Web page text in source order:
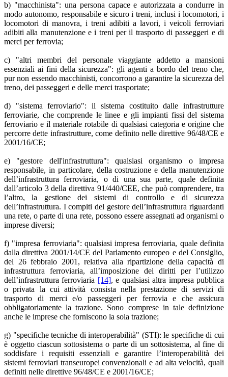
b) "macchinista": una persona capace e autorizzata a condurre in
modo autonomo, responsabile e sicuro i treni, inclusi i locomotori, i
locomotori di manovra, i treni adibiti a lavori, i veicoli ferroviari
adibiti alla manutenzione e i treni per il trasporto di passeggeri e di
merci per ferrovia;
c) "altri membri del personale viaggiante addetto a mansioni
essenziali ai fini della sicurezza": gli agenti a bordo del treno che,
pur non essendo macchinisti, concorrono a garantire la sicurezza del
treno, dei passeggeri e delle merci trasportate;
d) "sistema ferroviario": il sistema costituito dalle infrastrutture
ferroviarie, che comprende le linee e gli impianti fissi del sistema
ferroviario e il materiale rotabile di qualsiasi categoria e origine che
percorre dette infrastrutture, come definito nelle direttive 96/48/CE e
2001/16/CE;
e) "gestore dell'infrastruttura": qualsiasi organismo o impresa
responsabile, in particolare, della costruzione e della manutenzione
dell’infrastruttura ferroviaria, o di una sua parte, quale definita
dall’articolo 3 della direttiva 91/440/CEE, che può comprendere, tra
l’altro, la gestione dei sistemi di controllo e di sicurezza
dell’infrastruttura. I compiti del gestore dell’infrastruttura riguardanti
una rete, o parte di una rete, possono essere assegnati ad organismi o
imprese diversi;
f) "impresa ferroviaria": qualsiasi impresa ferroviaria, quale definita
dalla direttiva 2001/14/CE del Parlamento europeo e del Consiglio,
del 26 febbraio 2001, relativa alla ripartizione della capacità di
infrastruttura ferroviaria, all’imposizione dei diritti per l’utilizzo
dell’infrastruttura ferroviaria [14], e qualsiasi altra impresa pubblica
o privata la cui attività consista nella prestazione di servizi di
trasporto di merci e/o passeggeri per ferrovia e che assicura
obbligatoriamente la trazione. Sono comprese in tale definizione
anche le imprese che forniscono la sola trazione;
g) "specifiche tecniche di interoperabilità" (STI): le specifiche di cui
è oggetto ciascun sottosistema o parte di un sottosistema, al fine di
soddisfare i requisiti essenziali e garantire l’interoperabilità dei
sistemi ferroviari transeuropei convenzionali e ad alta velocità, quali
definiti nelle direttive 96/48/CE e 2001/16/CE;